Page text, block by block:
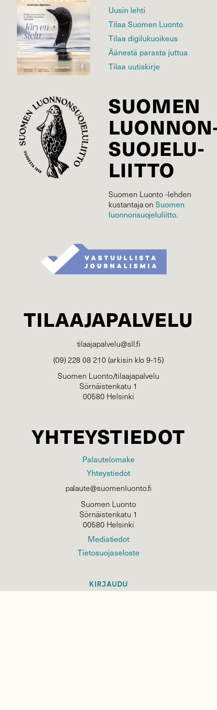
Uusin lehti
Tilaa Suomen Luonto
Tilaa digilukuoikeus
Äänestä parasta juttua
Tilaa uutiskirje
SUOMEN
SUOJELU­
LIITTO
Suomen Luonto -lehden
kustantaja onSuomen
luonnonsuojelu­liitto.
TILAAJAPALVELU
tilaajapalvelu@sll.fi
(09) 228 08 210 (arkisin klo 9-15)
Suomen Luonto/tilaajapalvelu
Sörnäistenkatu 1
00580 Helsinki
YHTEYSTIEDOT
Palautelomake
Yhteystiedot
palaute@suomenluonto.fi
Suomen Luonto
Sörnäistenkatu 1
00580 Helsinki
Mediatiedot
Tietosuojaseloste
KIRJAUDU